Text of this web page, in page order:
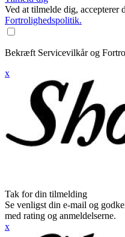
Ved at tilmelde dig, accepterer
Fortrolighedspolitik.
Bekræft Servicevilkår og
x
Tak for din tilmelding
Se venligst din e-mail og
med rating og anmeldelserne.
x